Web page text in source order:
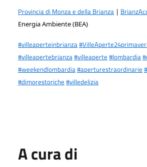
Provincia di Monza e della Brianza |
Energia Ambiente (BEA)
#villeaperteinbrianza
#villeapertebrianza#villeaperte #lombardia
#weekendlombardia#aperturestraordinarie
#dimorestoriche #villedelizia
A cura di